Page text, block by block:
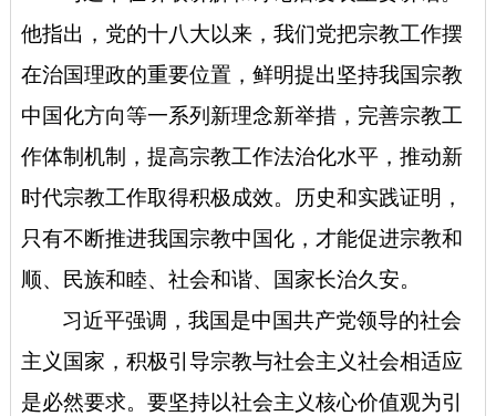
他指出，党的十八大以来，我们党把宗教工作摆
在治国理政的重要位置，鲜明提出坚持我国宗教
中国化方向等一系列新理念新举措，完善宗教工
作体制机制，提高宗教工作法治化水平，推动新
时代宗教工作取得积极成效。历史和实践证明，
只有不断推进我国宗教中国化，才能促进宗教和
顺、民族和睦、社会和谐、国家长治久安。
习近平强调，我国是中国共产党领导的社会
主义国家，积极引导宗教与社会主义社会相适应
是必然要求。要坚持以社会主义核心价值观为引